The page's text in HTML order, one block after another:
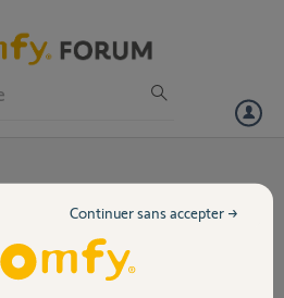
de connection kit
email reliée à aucun
Somfy existant?
Continuer sans accepter →